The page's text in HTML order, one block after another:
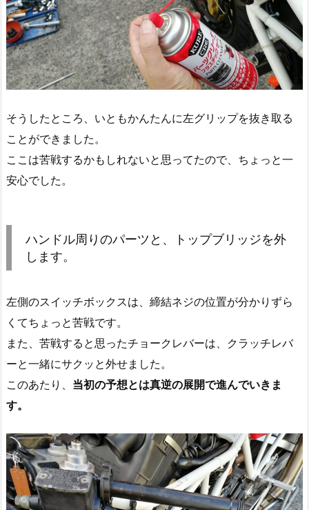
そうしたところ、いともかんたんに左グリップを抜き取る
ことができました。
ここは苦戦するかもしれないと思ってたので、ちょっと一
安心でした。
ハンドル周りのパーツと、トップブリッジを外
します。
左側のスイッチボックスは、締結ネジの位置が分かりずら
くてちょっと苦戦です。
また、苦戦すると思ったチョークレバーは、クラッチレバ
ーと一緒にサクッと外せました。
このあたり、 当初の予想とは真逆の展開で進んでいきま
す。